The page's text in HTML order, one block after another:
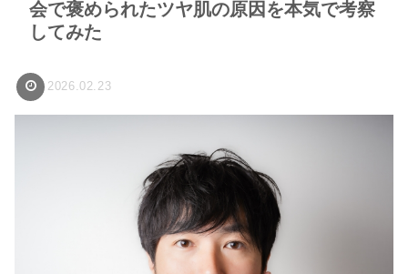
会で褒められたツヤ肌の原因を本気で考察
してみた
2026.02.23